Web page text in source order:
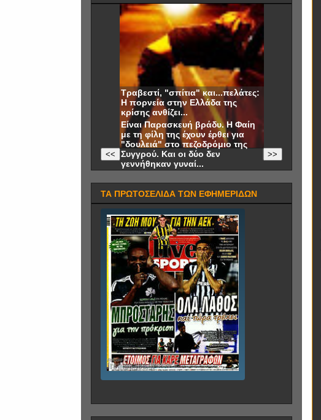
Τραβεστί, "σπίτια" και...πελάτες:
Η πορνεία στην Ελλάδα της
κρίσης ανθίζει...
Είναι Παρασκευή βράδυ. Η Φαίη
με τη φίλη της έχουν έρθει για
"δουλειά" στο πεζοδρόμιο της
Συγγρού. Και οι δύο δεν
γεννήθηκαν γυναί...
>>
<<
ΤΑ ΠΡΩΤΟΣΕΛΙΔΑ ΤΩΝ ΕΦΗΜΕΡΙΔΩΝ